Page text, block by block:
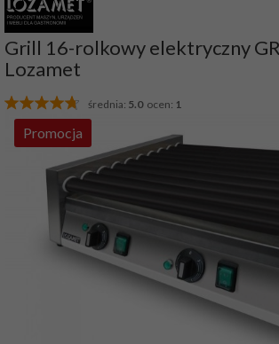
Grill 16-rolkowy elektryczny
Lozamet
średnia: 5.0ocen: 1
Promocja